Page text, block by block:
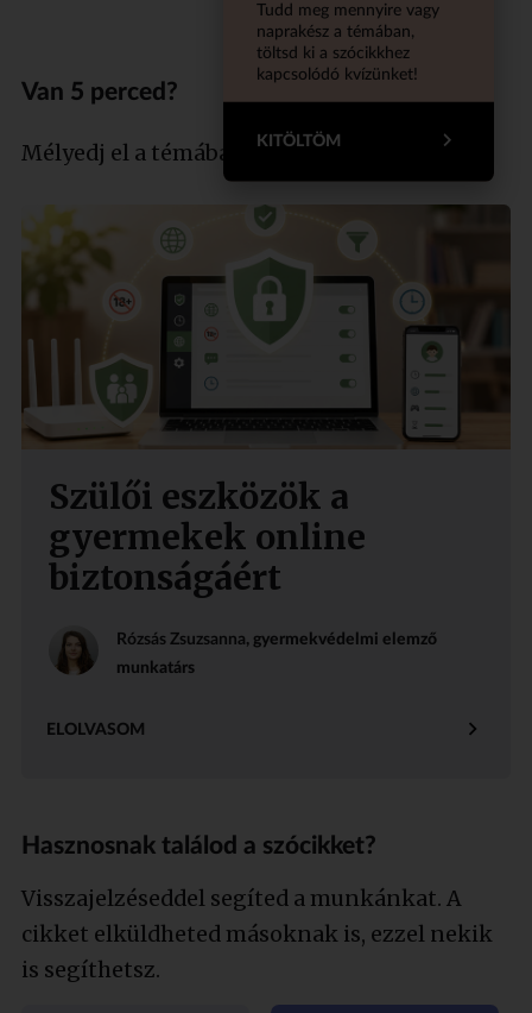
Tudd meg mennyire vagy
naprakész a témában,
töltsd ki a szócikkhez
kapcsolódó kvízünket!
KITÖLTÖM
Van 5 perced?
Mélyedj el a témában szakértőnkkel!
Szülői eszközök a
gyermekek online
biztonságáért
Rózsás Zsuzsanna, gyermekvédelmi elemző
munkatárs
ELOLVASOM
Hasznosnak találod a szócikket?
Visszajelzéseddel segíted a munkánkat. A
cikket elküldheted másoknak is, ezzel nekik
is segíthetsz.